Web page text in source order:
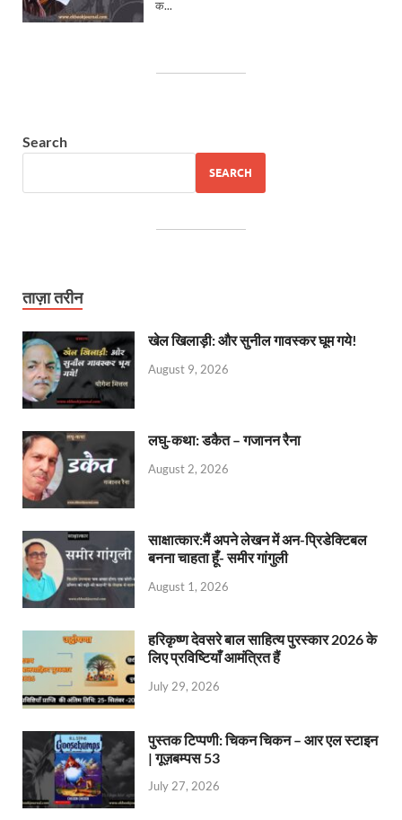
Search
SEARCH
ताज़ा तरीन
खेल खिलाड़ी: और सुनील गावस्कर घूम गये!
August 9, 2026
लघु-कथा: डकैत – गजानन रैना
August 2, 2026
साक्षात्कार:मैं अपने लेखन में अन-प्रिडेक्टिबल
बनना चाहता हूँ- समीर गांगुली
August 1, 2026
हरिकृष्ण देवसरे बाल साहित्य पुरस्कार 2026 के
लिए प्रविष्टियाँ आमंत्रित हैं
July 29, 2026
पुस्तक टिप्पणी: चिकन चिकन – आर एल स्टाइन
| गूज़बम्पस 53
July 27, 2026